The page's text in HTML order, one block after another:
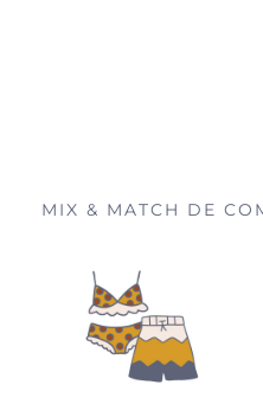
MIX & MATCH DE